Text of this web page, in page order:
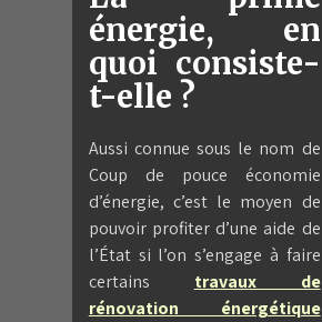
énergie, en
quoi consiste-
t-elle ?
Aussi connue sous le nom de
Coup de pouce économie
d’énergie, c’est le moyen de
pouvoir profiter d’une aide de
l’État si l’on s’engage à faire
certains travaux de
rénovation énergétique